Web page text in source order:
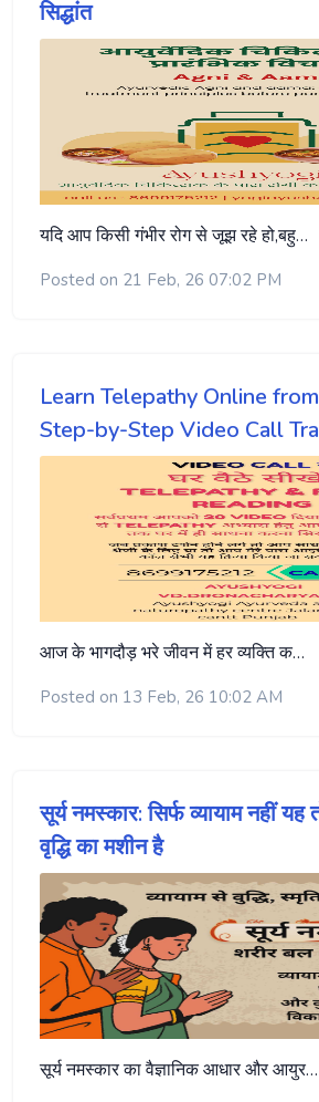
सिद्धांत
यदि आप किसी गंभीर रोग से जूझ रहे हो,बहु…
Posted on 21 Feb, 26 07:02 PM
Learn Telepathy Online
Step-by-Step Video Call
आज के भागदौड़ भरे जीवन में हर व्यक्ति क…
Posted on 13 Feb, 26 10:02 AM
सूर्य नमस्कार: सिर्फ व्यायाम नहीं यह
वृद्धि का मशीन है
सूर्य नमस्कार का वैज्ञानिक आधार और आयुर…